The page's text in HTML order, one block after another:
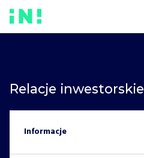
Relacje inwestorskie